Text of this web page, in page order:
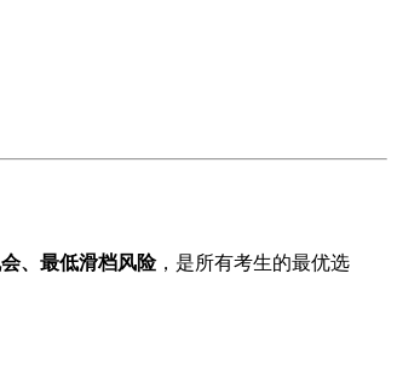
、最低滑档风险，是所有考生的最优选